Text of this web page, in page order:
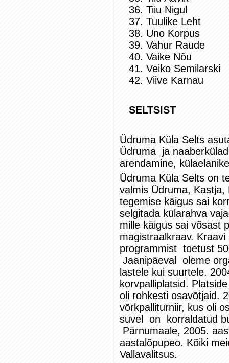
36. Tiiu Nigul
37. Tuulike Leht
38. Uno Korpus
39. Vahur Raude
40. Vaike Nõu
41. Veiko Semilarski
42. Viive Karnau
SELTSIST
Üdruma Küla Selts
Üdruma ja
arendamine,
Üdruma Küla Selts on
valmis Üdruma, Kastja,
tegemise käigus sai
selgitada külarahva
mille käigus sai võsast
magistraalkraav.
programmist toetust
Jaanipäeval oleme
lastele kui suurtele.
korvpalliplatsid.
oli rohkesti osavõtjaid.
võrkpalliturniir, kus oli
suvel on korraldatud
Pärnumaale, 2005.
aastalõpupeo. Kõiki
Vallavalitsus.